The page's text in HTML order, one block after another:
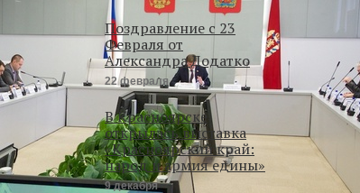
Поздравление с 23
Февраля от
Александра Додатко
22 февраля
В Красноярске
открылась выставка
«Красноярский край:
народ и армия едины»
9 декабря